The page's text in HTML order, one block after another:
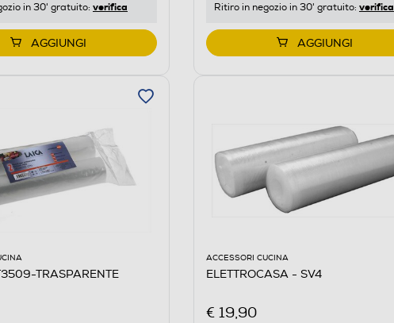
in 30' gratuito: verifica
AGGIUNGI
Ritiro in negozio in 30' gratuito: verifica
AGGIUNGI
TRASPARENTE
ACCESSORI CUCINA
ELETTROCASA - SV4
€ 19,90